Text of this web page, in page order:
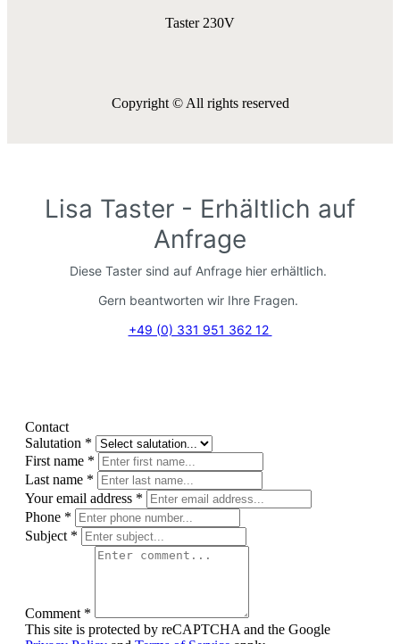
Taster 230V
Copyright © All rights reserved
Lisa Taster - Erhältlich auf
Anfrage
Diese Taster sind auf Anfrage hier erhältlich.
Gern beantworten wir Ihre Fragen.
+49 (0) 331 951 362 12
Contact
Salutation *
First name *
Last name *
Your email address *
Phone *
Subject *
Comment *
This site is protected by reCAPTCHA and the Google